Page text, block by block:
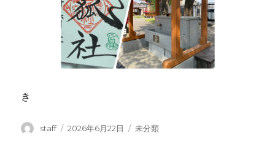
き
投
staff
投
2026年6月22日
カ
未分類